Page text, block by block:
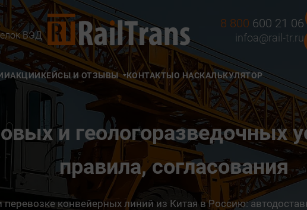
ВЭД
8 800 600 21 06
infoa@rail-tr.ru
АКЦИИКЕЙСЫ И ОТЗЫВЫ КОНТАКТЫО НАСКАЛЬКУЛЯТОР
и геологоразведочных
правила, согласования
конвейерных линий из Китая в Россию: